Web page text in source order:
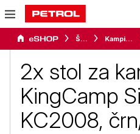
Šport Kampiranje
2x stol za
KingCamp
KC2008,